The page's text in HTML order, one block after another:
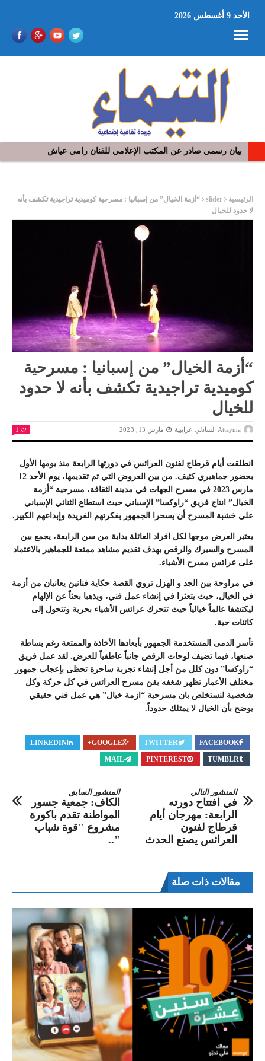
الأحد 9 أغسطس 2026
بيان رسمي صادر عن المكتب الإعلامي للفنان رامي عياش
الرئيسية slider
“أزمة الخيال” من إسبانيا : مسرحية كوميدية تراجيدية تكشف بأنه
لا حدود للخيال
“أزمة الخيال” من إسبانيا : مسرحية
كوميدية تراجيدية تكشف بأنه لا حدود
للخيال
Attayma الشاذلي عرايبية مارس 13, 2023 1
انطلقت أيام قرطاج لفنون العرائس في دورتها الرابعة منذ يومها الأول
بحضور جماهيري كثيف. من بين العروض التي تم تقديمها، يوم الأحد 12
مارس 2023 في مسرح الجهات في مدينة الثقافة، مسرحية “أزمة
الخيال” انتاج فريق “راوكسا” الإسباني حيث استطاع الثنائي الإسباني
على خشبة المسرح أن يسحرا الجمهور بفكرتهم الفريدة وإبداعهم الكبير.
يعتبر العرض موجها لكل افراد العائلة بداية من سن الرابعة، يجمع بين
المسرح والسيرك والرقص بهدف تقديم مشاهد ممتعة للجماهير بالاعتماد
على عرائس مسرح الأشياء.
في مراوحة بين الجد و الهزل تروي القصة حكاية فنانين يعانيان من أزمة
في الخيال، حيث يتعثرا في إنشاء عمل فني، ويذهبا بحثاً عن الإلهام
ليكتشفا عالماً خيالياً حيث تتحرك عرائس الأشياء بحرية وتتحول إلى
كائنات حية.
تأسر الدمى المستخدمة الجمهور بأبعادها الأخاذة والممتعة رغم بساطة
صنعها، فيما تضيف لوحات الرقص جانباً عاطفياً للعرض. لقد عمل فريق
“راوكسا” دون كلل من أجل إنشاء تجربة ساحرة تحظى بإعجاب جمهور
مختلف الأعمار تظهر شغفه بفن مسرح العرائس في كل حركة وكل
شخصية لنستخلص بان مسرحية “ازمة خيال” هي عمل فني حقيقي
يوضح بأن الخيال لا يمتلك حدوداً.
FACEBOOK
TWITTER
GOOGLE+
LINKEDIN
TUMBLR
PINTEREST
MAIL
المنشور السابق
الكاف: جمعية جسور
المواطنة تقدم باكورة
مشروع "قوة شباب
"..
المنشور التالي
في افتتاح دورته
الرابعة: مهرجان أيام
قرطاج لفنون
العرائس يصنع الحدث
مقالات ذات صلة